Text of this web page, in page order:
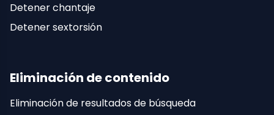
Detener chantaje
Detener sextorsión
Eliminación de contenido
Eliminación de resultados de búsqueda